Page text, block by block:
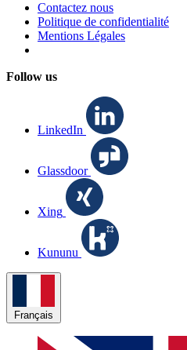
Contactez nous
Politique de confidentialité
Mentions Légales
Follow us
LinkedIn
Glassdoor
Xing
Kununu
Français